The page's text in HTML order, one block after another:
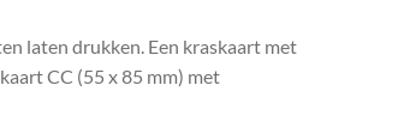
laten drukken. Een kraskaart met
CC (55 x 85 mm) met